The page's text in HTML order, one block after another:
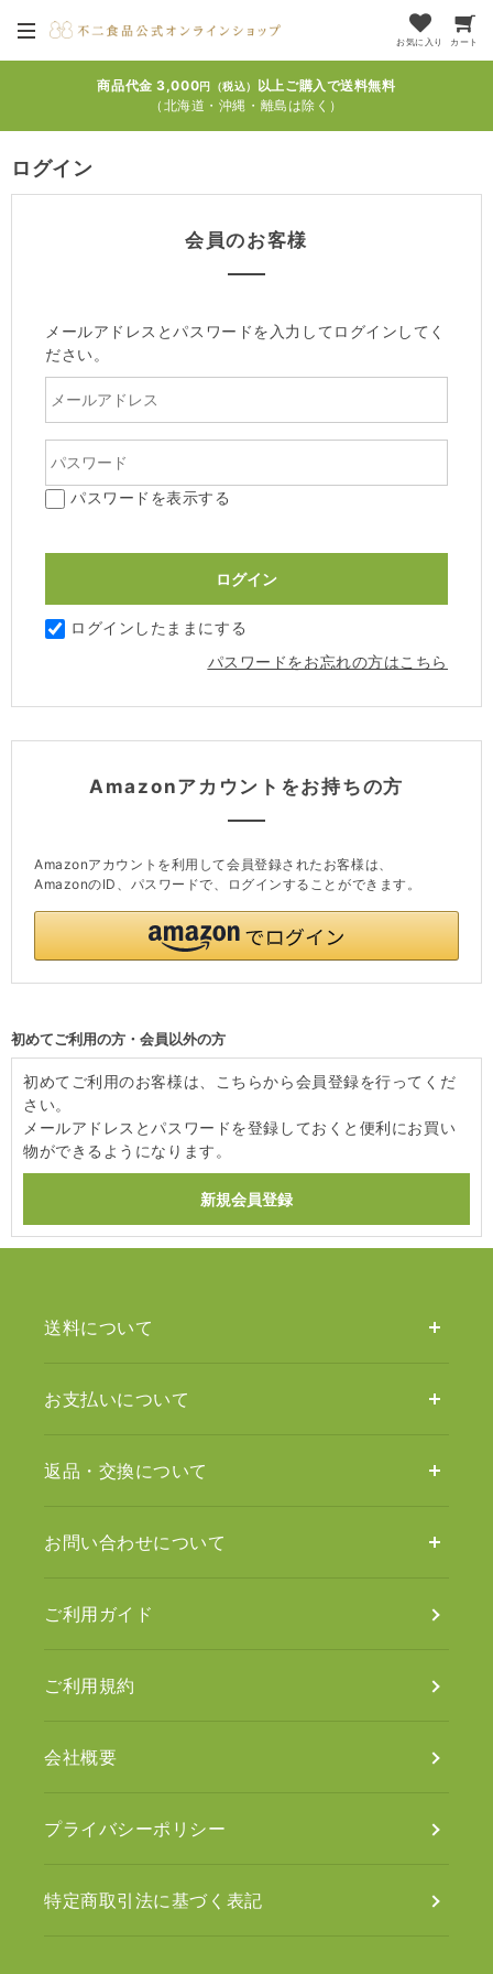
お気に入り カート
商品代金 3,000円（税込）
以上ご購入で送料無料
（北海道・沖縄・離島は除く）
ログイン
会員のお客様
メールアドレスとパスワードを入力してログインしてく
ださい。
パスワードを表示する
ログインしたままにする
パスワードをお忘れの方はこちら
Amazonアカウントをお持ちの方
Amazonアカウントを利用して会員登録されたお客様は、
AmazonのID、パスワードで、ログインすることができます。
初めてご利用の方・会員以外の方
初めてご利用のお客様は、こちらから会員登録を行ってくだ
さい。
メールアドレスとパスワードを登録しておくと便利にお買い
物ができるようになります。
送料について
お支払いについて
返品・交換について
お問い合わせについて
ご利用ガイド
ご利用規約
会社概要
プライバシーポリシー
特定商取引法に基づく表記